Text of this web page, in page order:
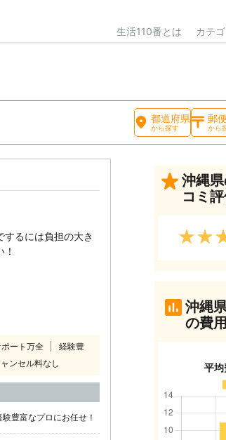
生活110番とは カテ
都道府県
から探す
郵
から
るには負担の大き
ート万全
経験豊
ンセル料なし
豊富なプロにお任せ！
沖縄
コミ
沖縄
の費
平均